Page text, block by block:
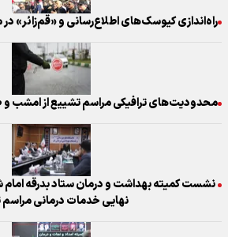
راه‌اندازی کیوسک‌های اطلاع‌رسانی و «قم‌زائر»
محدودیت‌های ترافیکی مراسم تشییع از امشب و
نشست کمیته بهداشت و درمان ستاد بدرقه
نهایی خدمات درمانی